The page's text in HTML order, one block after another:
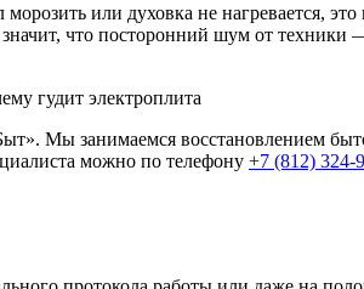
или духовка не нагревается,
что посторонний шум от
Мы занимаемся восстановлением
можно по телефону +7 (812) 324-